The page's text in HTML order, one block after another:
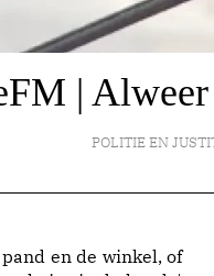
|
POLITIE EN
en de winkel, of